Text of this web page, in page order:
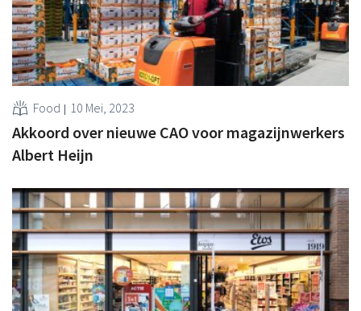
Food 10 Mei, 2023
Akkoord over nieuwe CAO voor magazijnwerkers
Albert Heijn